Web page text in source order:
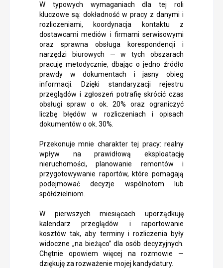
W typowych wymaganiach dla tej roli
kluczowe są: dokładność w pracy z danymi i
rozliczeniami, koordynacja kontaktu z
dostawcami mediów i firmami serwisowymi
oraz sprawna obsługa korespondencji i
narzędzi biurowych — w tych obszarach
pracuję metodycznie, dbając o jedno źródło
prawdy w dokumentach i jasny obieg
informacji. Dzięki standaryzacji rejestru
przeglądów i zgłoszeń potrafię skrócić czas
obsługi spraw o ok. 20% oraz ograniczyć
liczbę błędów w rozliczeniach i opisach
dokumentów o ok. 30%.
Przekonuje mnie charakter tej pracy: realny
wpływ na prawidłową eksploatację
nieruchomości, planowanie remontów i
przygotowywanie raportów, które pomagają
podejmować decyzje wspólnotom lub
spółdzielniom.
W pierwszych miesiącach uporządkuję
kalendarz przeglądów i raportowanie
kosztów tak, aby terminy i rozliczenia były
widoczne „na bieżąco” dla osób decyzyjnych.
Chętnie opowiem więcej na rozmowie —
dziękuję za rozważenie mojej kandydatury.